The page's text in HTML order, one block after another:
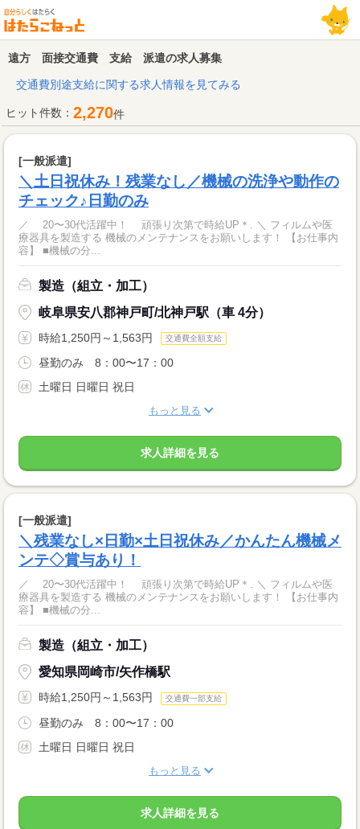
遠方 面接交通費 支給 派遣の求人募集
交通費別途支給に関する求人情報を見てみる
ヒット件数： 2,270件
[一般派遣]
＼土日祝休み！残業なし／機械の洗浄や動作の
チェック♪日勤のみ
／ 20〜30代活躍中！ 頑張り次第で時給UP＊. ＼ フィルムや医
療器具を製造する 機械のメンテナンスをお願いします！ 【お仕事内
容】 ■機械の分...
製造（組立・加工）
岐阜県安八郡神戸町/北神戸駅（車 4分）
時給1,250円～1,563円 交通費全額支給
昼勤のみ 8：00〜17：00
土曜日 日曜日 祝日
もっと見る
求人詳細を見る
[一般派遣]
＼残業なし×日勤×土日祝休み／かんたん機械メ
ンテ◇賞与あり！
／ 20〜30代活躍中！ 頑張り次第で時給UP＊. ＼ フィルムや医
療器具を製造する 機械のメンテナンスをお願いします！ 【お仕事内
容】 ■機械の分...
製造（組立・加工）
愛知県岡崎市/矢作橋駅
時給1,250円～1,563円 交通費一部支給
昼勤のみ 8：00〜17：00
土曜日 日曜日 祝日
もっと見る
求人詳細を見る